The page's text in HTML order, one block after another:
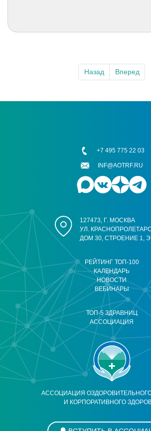
Назад Вперед
АССОЦИАЦИЯ
И КОРПОРАТИВНОГО
РЕЙТИНГ ТОП-100
КАЛЕНДАРЬ
НОВОСТИ
ВЕБИНАРЫ
ТОП-5 ЗДРАВНИЦ
АССОЦИАЦИЯ
127473, Г. МОСКВА
УЛ.
ДОМ 30, СТРОЕНИЕ 1,
+7 495 775 22 03
INF@AOTRF.RU